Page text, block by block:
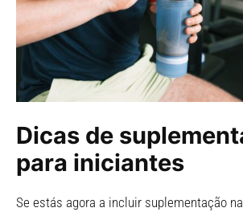
Dicas de
para iniciantes
Se estás agora a incluir suplementação